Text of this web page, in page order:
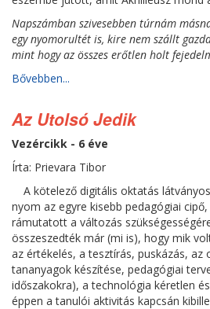
Napszámban szivesebben túrnám
egy nyomorultét is, kire nem szállt
mint hogy az összes erőtlen holt
Bővebben...
Az Utolsó Jedik
Vezércikk - 6 éve
Írta: Prievara Tibor
A kötelező digitális oktatás
nyom az egyre kisebb pedagógiai
rámutatott a változás
összeszedték már (mi is), hogy mik
az értékelés, a tesztírás, puskázás, az
tananyagok készítése, pedagógiai
időszakokra), a technológia kéretlen
éppen a tanulói aktivitás kapcsán